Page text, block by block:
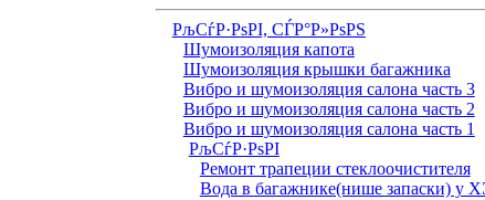
РљСѓР·РѕРІ, СЃР°Р»РѕРЅ
Шумоизоляция капота
Шумоизоляция крышки багажника
Вибро и шумоизоляция салона часть 3
Вибро и шумоизоляция салона часть 2
Вибро и шумоизоляция салона часть 1
РљСѓР·РѕРІ
Ремонт трапеции стеклоочистителя
Вода в багажнике(нише запаски) у